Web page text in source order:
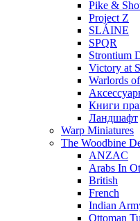
Pike &
Project Z
SLÁINE
SPQR
Strontium
Victory at
Warlords
Книги
Ландшафт
Warp Miniatures
The Woodbine
ANZAC
Arabs In
British
French
Indian
Ottoman